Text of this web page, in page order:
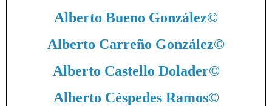
Alberto Bueno González©
Alberto Carreño González©
Alberto Castello Dolader©
Alberto Céspedes Ramos©